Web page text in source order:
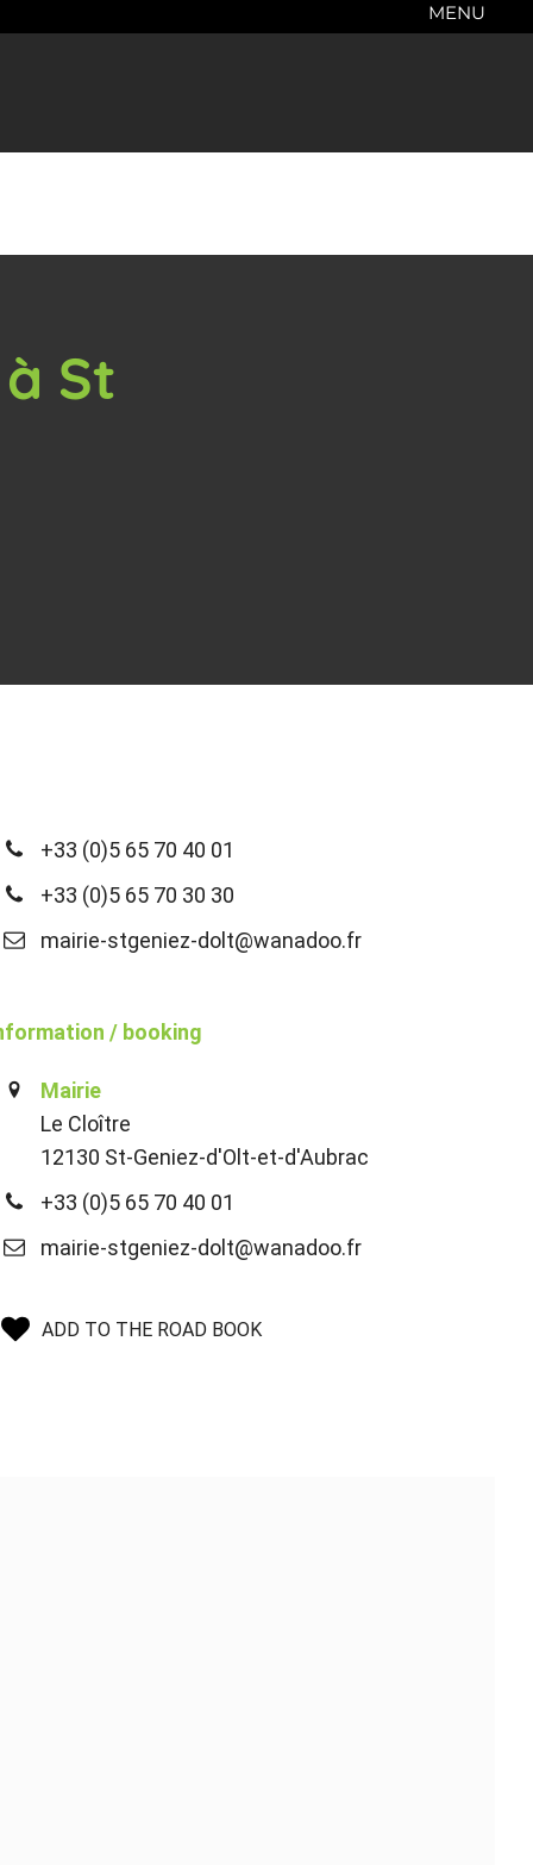
MENU
St
+33 (0)5 65 70 40 01
+33 (0)5 65 70 30 30
mairie-stgeniez-dolt@wanadoo.fr
/ booking
Mairie
Le Cloître
12130 St-Geniez-d'Olt-et-d'Aubrac
+33 (0)5 65 70 40 01
mairie-stgeniez-dolt@wanadoo.fr
ADD TO THE ROAD BOOK